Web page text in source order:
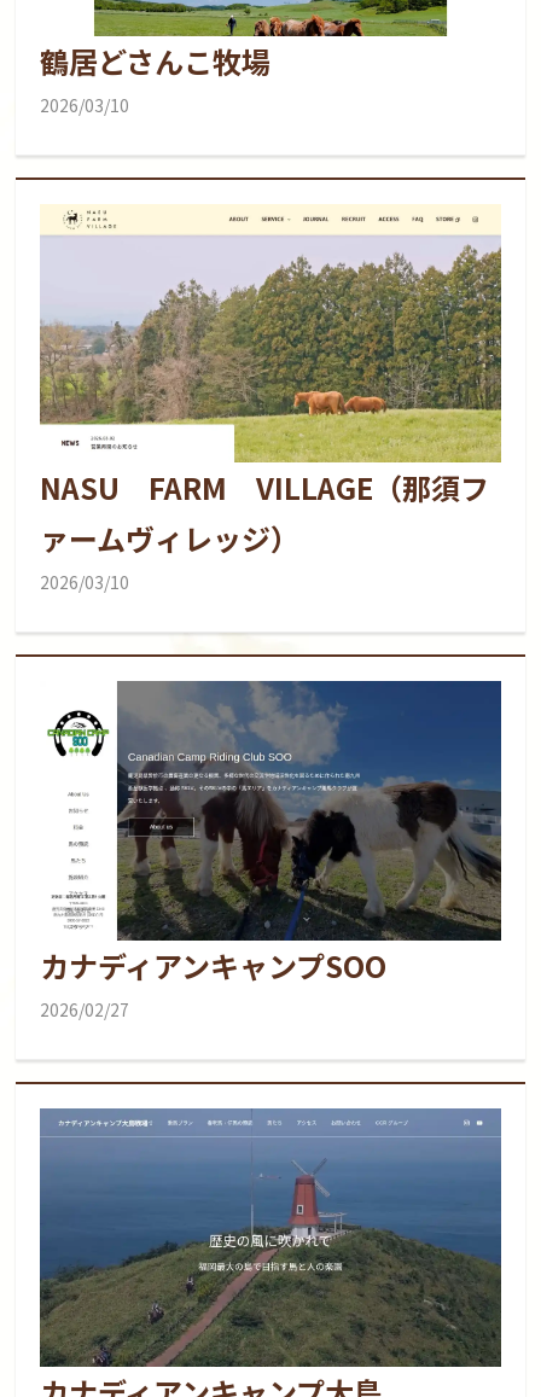
鶴居どさんこ牧場
2026/03/10
NASU FARM VILLAGE（那須フ
ァームヴィレッジ）
2026/03/10
カナディアンキャンプSOO
2026/02/27